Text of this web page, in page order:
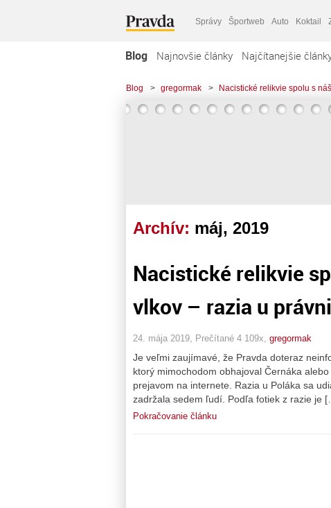
Správy Športweb Auto Koktail
Blog Najnovšie články Najčítanejšie
Blog > gregormak > Nacistické relikvie spolu s
Archív: máj, 2019
Nacistické relikvie
vlkov – razia u
24. mája 2019, Prečítané 4 109x, gregormak
Je veľmi zaujímavé, že Pravda doteraz
ktorý mimochodom obhajoval Černáka
prejavom na internete. Razia u Poláka sa
zadržala sedem ľudí. Podľa fotiek z razie je
Pokračovanie článku